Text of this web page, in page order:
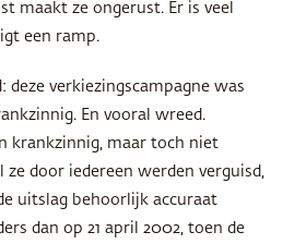
maakt ze ongerust. Er is veel
een ramp.
deze verkiezingscampagne was
En vooral wreed.
krankzinnig, maar toch niet
ze door iedereen werden verguisd,
uitslag behoorlijk accuraat
dan op 21 april 2002, toen de